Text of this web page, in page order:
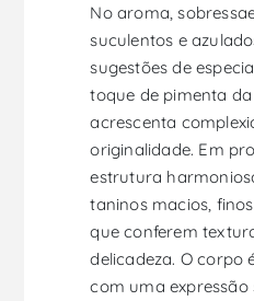
No aroma,
suculentos e
sugestões de
toque de pimenta
acrescenta
originalidade. Em
estrutura
taninos macios,
que conferem
delicadeza. O corpo
com uma